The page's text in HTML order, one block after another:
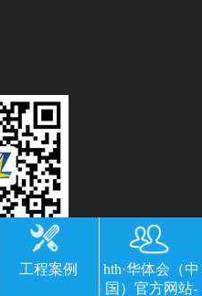
工程案例
hth·华体会（中
国）官方网站-